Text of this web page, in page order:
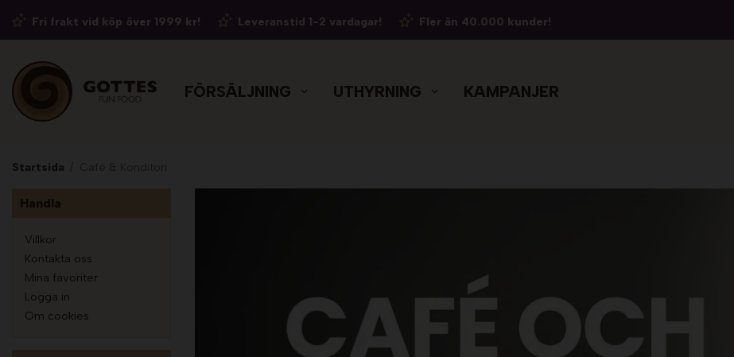
Fri frakt vid köp över 1999 kr! Leveranstid 1-2 vardagar! Fler än 40.000 kunder!
FÖRSÄLJNING UTHYRNING KAMPANJER
Startsida
Handla
Villkor
Kontakta oss
Mina favoriter
Logga in
Om cookies